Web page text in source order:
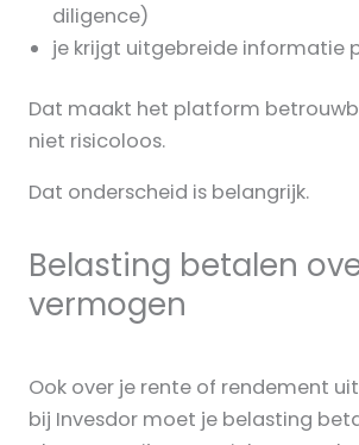
diligence)
je krijgt uitgebreide informatie
Dat maakt het platform
niet risicoloos.
Dat onderscheid is belangrijk.
Belasting betalen
vermogen
Ook over je rente of rendement
bij Invesdor moet je belasting